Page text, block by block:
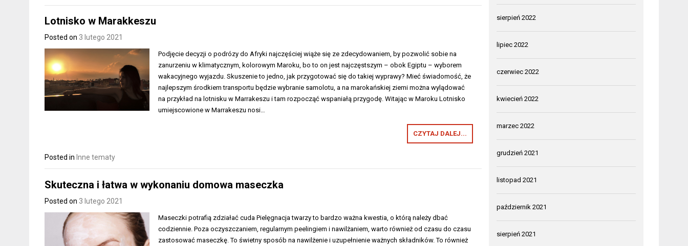
Lotnisko w Marakkeszu
Posted on 3 lutego 2021
Podjęcie decyzji o podrózy do Afryki najczęściej wiąże się ze zdecydowaniem, by pozwolić sobie na
zanurzeniu w klimatycznym, kolorowym Maroku, bo to on jest najczęstszym – obok Egiptu – wyborem
wakacyjnego wyjazdu. Skuszenie to jedno, jak przygotować się do takiej wyprawy? Mieć świadomość, że
najlepszym środkiem transportu będzie wybranie samolotu, a na marokańskiej ziemi można wylądować
na przykład na lotnisku w Marrakeszu i tam rozpocząć wspaniałą przygodę. Witając w Maroku Lotnisko
umiejscowione w Marrakeszu nosi…
CZYTAJ DALEJ...
Posted in Inne tematy
Skuteczna i łatwa w wykonaniu domowa maseczka
Posted on 3 lutego 2021
Maseczki potrafią zdziałać cuda Pielęgnacja twarzy to bardzo ważna kwestia, o którą należy dbać
codziennie. Poza oczyszczaniem, regularnym peelingiem i nawilżaniem, warto również od czasu do czasu
zastosować maseczkę. To świetny sposób na nawilżenie i uzupełnienie ważnych składników. To również
sierpień 2022
lipiec 2022
czerwiec 2022
kwiecień 2022
marzec 2022
grudzień 2021
listopad 2021
październik 2021
sierpień 2021